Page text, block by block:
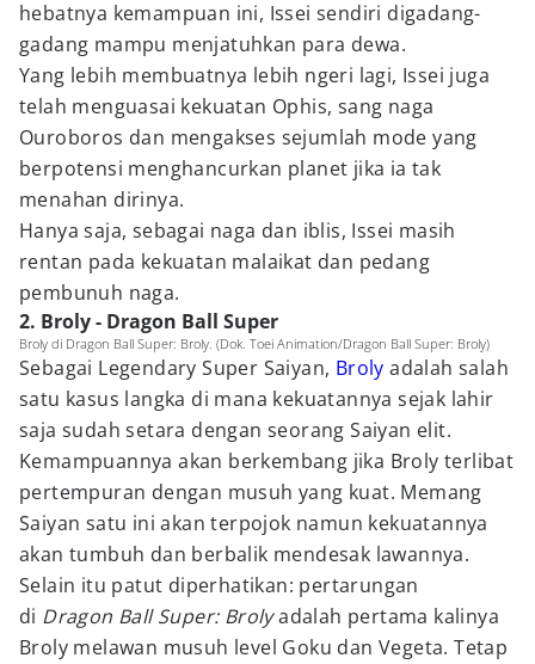
hebatnya kemampuan ini, Issei sendiri digadang-
gadang mampu menjatuhkan para dewa.
Yang lebih membuatnya lebih ngeri lagi, Issei juga
telah menguasai kekuatan Ophis, sang naga
Ouroboros dan mengakses sejumlah mode yang
berpotensi menghancurkan planet jika ia tak
menahan dirinya.
Hanya saja, sebagai naga dan iblis, Issei masih
rentan pada kekuatan malaikat dan pedang
pembunuh naga.
2. Broly - Dragon Ball Super
Broly di Dragon Ball Super: Broly. (Dok. Toei Animation/Dragon Ball Super: Broly)
Sebagai Legendary Super Saiyan, Broly adalah salah
satu kasus langka di mana kekuatannya sejak lahir
saja sudah setara dengan seorang Saiyan elit.
Kemampuannya akan berkembang jika Broly terlibat
pertempuran dengan musuh yang kuat. Memang
Saiyan satu ini akan terpojok namun kekuatannya
akan tumbuh dan berbalik mendesak lawannya.
Selain itu patut diperhatikan: pertarungan
di Dragon Ball Super: Brolyadalah pertama kalinya
Broly melawan musuh level Goku dan Vegeta. Tetap